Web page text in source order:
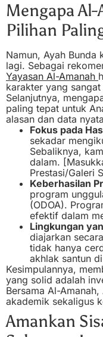
Mengapa
Pilihan
Namun, Ayah Bunda
lagi. Sebagai
Yayasan Al-Amanah
karakter yang
Selanjutnya,
paling tepat untuk
alasan dan data
Fokus pada
sekadar
Sebaliknya,
dalam.
Prestasi/Galeri
Keberhasilan
program
(ODOA).
efektif dalam
Lingkungan
diajarkan
tidak hanya
akhlak santun
Kesimpulannya,
yang solid adalah
Bersama Al-
akademik sekaligus
Amankan